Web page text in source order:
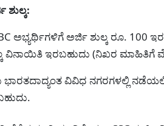
ಶುಲ್ಕ:
ಅಭ್ಯರ್ಥಿಗಳಿಗೆ ಅರ್ಜಿ ಶುಲ್ಕ ರೂ.
ವಿನಾಯಿತಿ ಇರಬಹುದು (ನಿಖರ ಮಾಹಿತಿಗೆ
ಭಾರತದಾದ್ಯಂತ ವಿವಿಧ ನಗರಗಳಲ್ಲಿ